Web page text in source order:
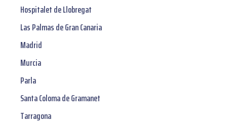
Hospitalet de Llobregat
Las Palmas de Gran Canaria
Madrid
Murcia
Parla
Santa Coloma de Gramanet
Tarragona